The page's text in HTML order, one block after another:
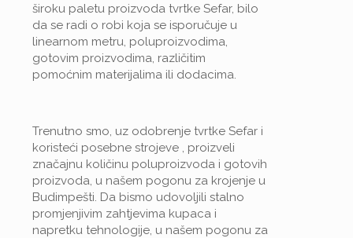
široku paletu proizvoda tvrtke Sefar, bilo
da se radi o robi koja se isporučuje u
linearnom metru, poluproizvodima,
gotovim proizvodima, različitim
pomoćnim materijalima ili dodacima.
Trenutno smo, uz odobrenje tvrtke Sefar i
koristeći posebne strojeve , proizveli
značajnu količinu poluproizvoda i gotovih
proizvoda, u našem pogonu za krojenje u
Budimpešti. Da bismo udovoljili stalno
promjenjivim zahtjevima kupaca i
napretku tehnologije, u našem pogonu za